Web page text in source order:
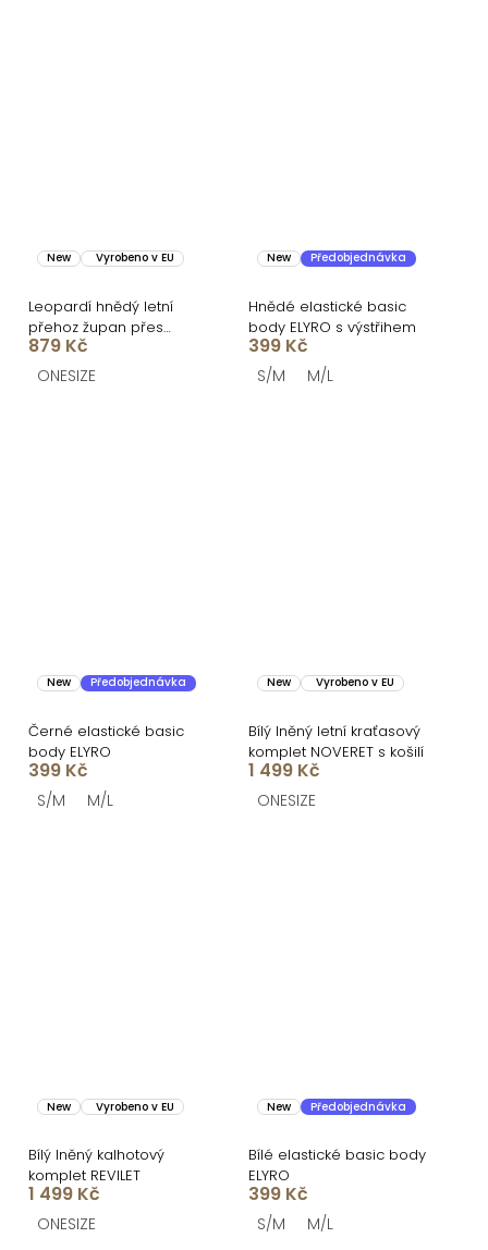
New Vyrobeno v EU
Leopardí hnědý letní
přehoz župan přes
plavky LEITA
879 Kč
ONESIZE
New Předobjednávka
Hnědé elastické basic
body ELYRO s výstřihem
399 Kč
S/M M/L
New Předobjednávka
Černé elastické basic
body ELYRO
399 Kč
S/M M/L
New Vyrobeno v EU
Bílý lněný letní kraťasový
komplet NOVERET s košilí
1 499 Kč
ONESIZE
New Vyrobeno v EU
Bílý lněný kalhotový
komplet REVILET
1 499 Kč
ONESIZE
New Předobjednávka
Bílé elastické basic body
ELYRO
399 Kč
S/M M/L